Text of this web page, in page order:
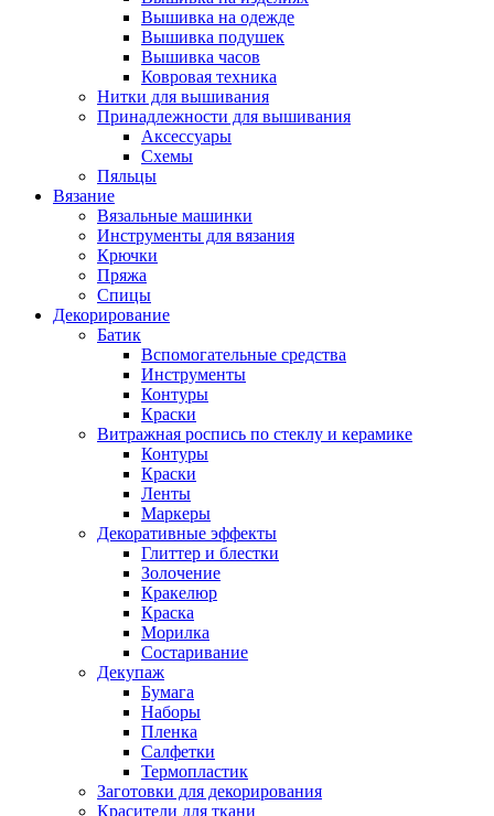
Вышивка на одежде
Вышивка подушек
Вышивка часов
Ковровая техника
Нитки для вышивания
Принадлежности для вышивания
Аксессуары
Схемы
Пяльцы
Вязание
Вязальные машинки
Инструменты для вязания
Крючки
Пряжа
Спицы
Декорирование
Батик
Вспомогательные средства
Инструменты
Контуры
Краски
Витражная роспись по стеклу и керамике
Контуры
Краски
Ленты
Маркеры
Декоративные эффекты
Глиттер и блестки
Золочение
Кракелюр
Краска
Морилка
Состаривание
Декупаж
Бумага
Наборы
Пленка
Салфетки
Термопластик
Заготовки для декорирования
Красители для ткани